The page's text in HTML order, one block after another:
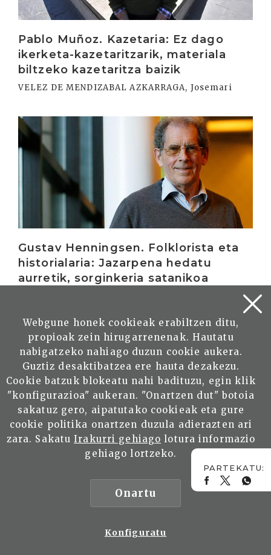
Pablo Muñoz. Kazetaria: Ez dago
ikerketa-kazetaritzarik, materiala
biltzeko kazetaritza baizik
VELEZ DE MENDIZABAL AZKARRAGA, Josemari
Gustav Henningsen. Folklorista eta
historialaria: Jazarpena hedatu
aurretik, sorginkeria satanikoa
Irakurri
Artxiboaren sortzailea: Artxibo lanari
VELEZ DE MENDIZABAL AZKARRAGA, Josemari
Irakurri
Webgune honek cookieak erabiltzen ditu,
propioak zein hirugarrenenak. Hautatu
nabigatzeko nahiago duzun cookie aukera.
Guztiz desaktibatzea ere hauta dezakezu.
Cookie batzuk blokeatu nahi badituzu, egin klik
"konfigurazioa" aukeran. "Onartzen dut" botoia
sakatuz gero, aipatutako cookieak eta gure
cookie politika onartzen duzula adierazten ari
zara. SakatuIrakurri gehiago lotura informazio
gehiago lortzeko.
Onartu
Konfiguratu